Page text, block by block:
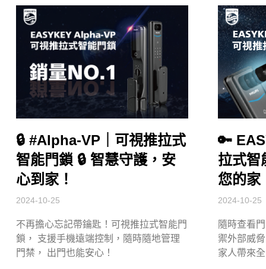
🔒 #Alpha-VP｜可視推拉式
智能門鎖 🔒 智慧守護，安
心到家！
2024-10-25
不再擔心忘記帶鑰匙！可視推拉式智能門
鎖， 支援手機遠端控制，隨時隨地管理
門禁， 出門也能安心！
🔑
拉式智
您的家
2024-10-25
隨時查看
禦外部威
家人帶來